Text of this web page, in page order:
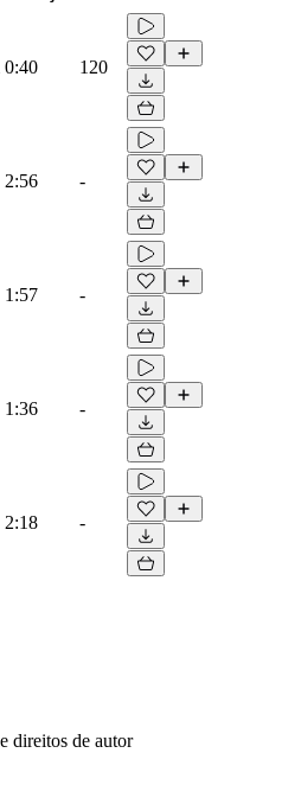
0:40 120
2:56 -
1:57 -
1:36 -
2:18 -
direitos de autor